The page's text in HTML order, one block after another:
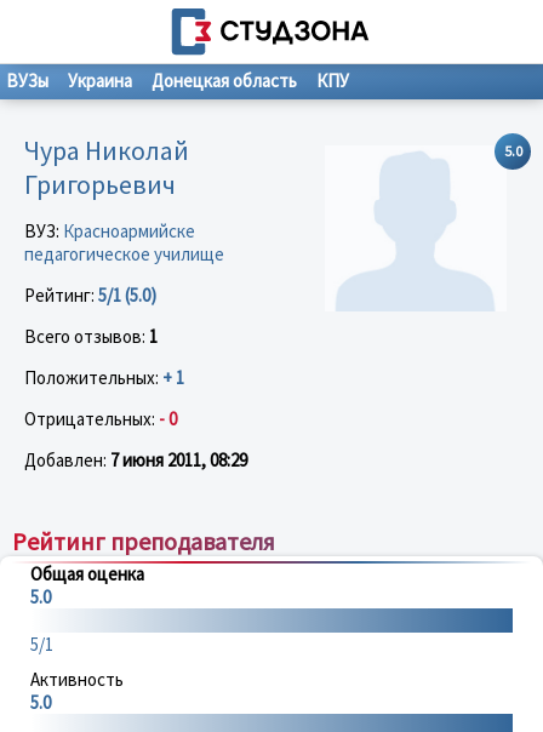
ВУЗы Украина Донецкая область КПУ
5.0
Чура Николай
Григорьевич
ВУЗ: Красноармийске
педагогическое училище
Рейтинг: 5/1 (5.0)
Всего отзывов: 1
Положительных: + 1
Отрицательных: - 0
Добавлен: 7 июня 2011, 08:29
Рейтинг преподавателя
Общая оценка
5.0
5/1
Активность
5.0